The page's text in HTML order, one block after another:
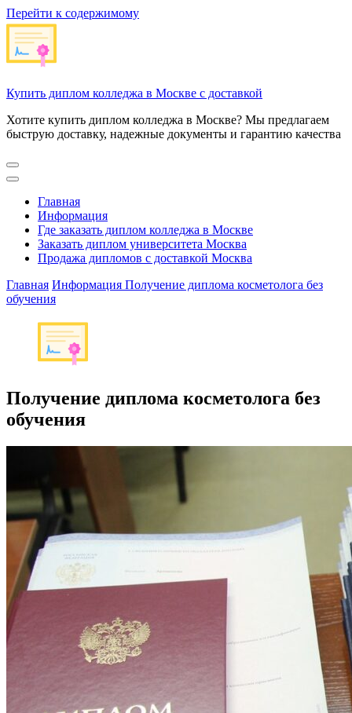
Перейти к содержимому
Купить диплом колледжа в Москве с доставкой
Хотите купить диплом колледжа в Москве? Мы предлагаем
быструю доставку, надежные документы и гарантию качества
Главная
Информация
Где заказать диплом колледжа в Москве
Заказать диплом университета Москва
Продажа дипломов с доставкой Москва
Главная Информация Получение диплома косметолога без
обучения
Получение диплома косметолога без
обучения